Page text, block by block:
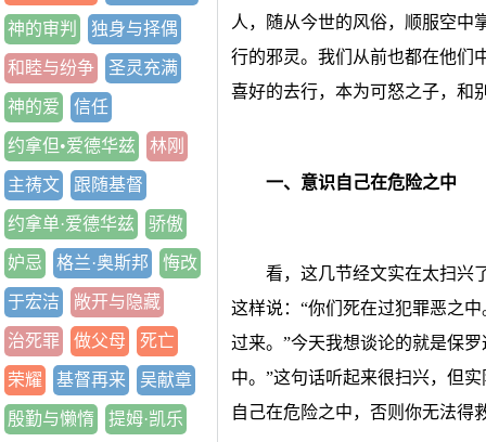
神的审判 独身与择偶
和睦与纷争 圣灵充满
神的爱 信任
约拿但•爱德华兹 林刚
主祷文 跟随基督
约拿单·爱德华兹 骄傲
妒忌 格兰·奥斯邦 悔改
于宏洁 敞开与隐藏
治死罪 做父母 死亡
荣耀 基督再来 吴献章
殷勤与懒惰 提姆·凯乐
人，随从今世的风俗，顺服空中
行的邪灵。我们从前也都在他们
喜好的去行，本为可怒之子，和
一、意识自己在危险之中
看，这几节经文实在太扫兴
这样说：“你们死在过犯罪恶之
过来。”今天我想谈论的就是保
中。”这句话听起来很扫兴，但
自己在危险之中，否则你无法得